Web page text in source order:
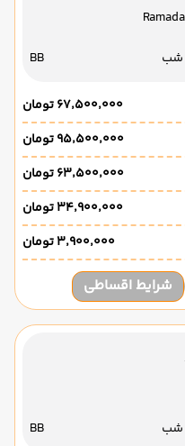
BB
۶۷٬۵۰۰٬۰۰۰ تومان
۹۵٬۵۰۰٬۰۰۰ تومان
۶۳٬۵۰۰٬۰۰۰ تومان
۳۴٬۹۰۰٬۰۰۰ تومان
۳٬۹۰۰٬۰۰۰ تومان
شرایط اقساطی
BB